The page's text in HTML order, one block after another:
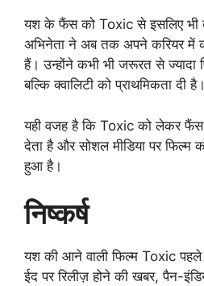
यश के फैंस को Toxic से इसलिए भी
अभिनेता ने अब तक अपने करियर में
हैं। उन्होंने कभी भी जरूरत से ज्यादा
बल्कि क्वालिटी को प्राथमिकता दी है।
यही वजह है कि Toxic को लेकर फैंस
देता है और सोशल मीडिया पर फिल्म
हुआ है।
निष्कर्ष
यश की आने वाली फिल्म Toxic पहले
ईद पर रिलीज़ होने की खबर, पैन-